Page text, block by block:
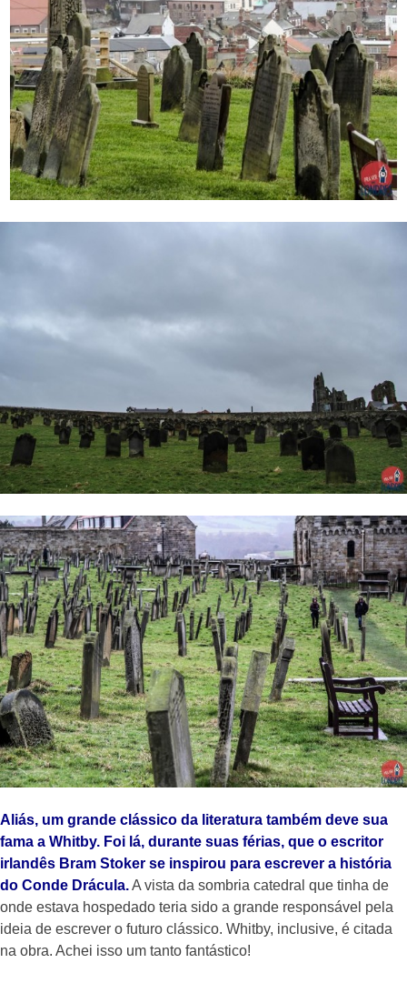
Aliás, um grande clássico da literatura também deve sua
fama a Whitby. Foi lá, durante suas férias, que o escritor
irlandês Bram Stoker se inspirou para escrever a história
do Conde Drácula.A vista da sombria catedral que tinha de
onde estava hospedado teria sido a grande responsável pela
ideia de escrever o futuro clássico. Whitby, inclusive, é citada
na obra. Achei isso um tanto fantástico!